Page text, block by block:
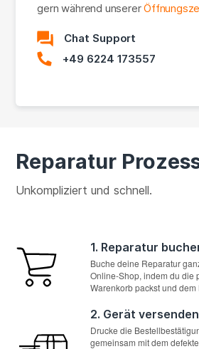
gern während unserer
Chat Support
+49 6224 173557
Reparatur
Unkompliziert und schnell.
1. Reparatur
Buche deine Reparatur
Online-Shop, indem du die
Warenkorb packst und
2. Gerät versenden
Drucke die
gemeinsam mit dem